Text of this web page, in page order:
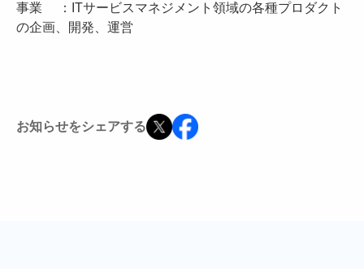
事業 ：ITサービスマネジメント領域の各種プロダクト
の企画、開発、運営
お知らせをシェアする